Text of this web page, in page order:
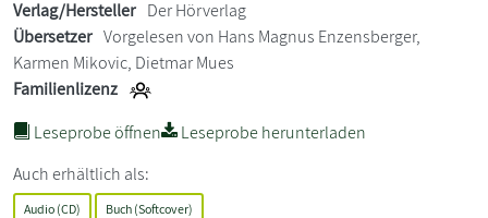
Verlag/Hersteller Der Hörverlag
Übersetzer Vorgelesen von Hans Magnus Enzensberger,
Karmen Mikovic, Dietmar Mues
Familienlizenz
Leseprobe öffnen
Leseprobe herunterladen
Auch erhältlich als:
Audio (CD)
Buch (Softcover)